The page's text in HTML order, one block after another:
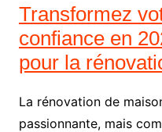
Transformez
confiance en
pour la
La rénovation de
passionnante, mais